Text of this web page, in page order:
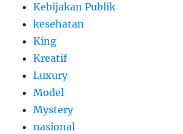
Kebijakan Publik
kesehatan
King
Kreatif
Luxury
Model
Mystery
nasional